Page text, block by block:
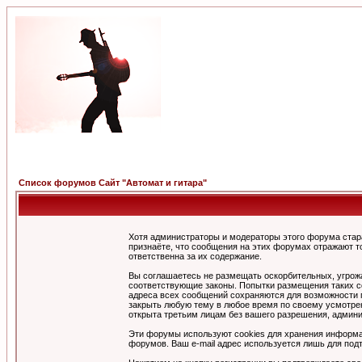
Список форумов Сайт "Автомат и гитара"
Хотя администраторы и модераторы этого форума
признаёте, что сообщения на этих форумах отражают
ответственна за их содержание.
Вы соглашаетесь не размещать оскорбительных,
соответствующие законы. Попытки размещения таких
адреса всех сообщений сохраняются для
закрыть любую тему в любое время по своему
открыта третьим лицам без вашего разрешения,
Эти форумы используют cookies для хранения
форумов. Ваш e-mail адрес используется лишь для